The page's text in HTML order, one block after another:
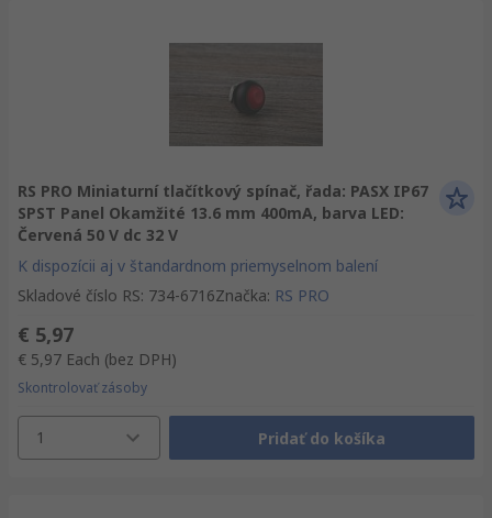
RS PRO Miniaturní tlačítkový spínač, řada: PASX IP67
SPST Panel Okamžité 13.6 mm 400mA, barva LED:
Červená 50 V dc 32 V
K dispozícii aj v štandardnom priemyselnom balení
Skladové číslo RS: 734-6716Značka: RS PRO
€ 5,97
€ 5,97 Each (bez DPH)
Skontrolovať zásoby
1 Pridať do košíka